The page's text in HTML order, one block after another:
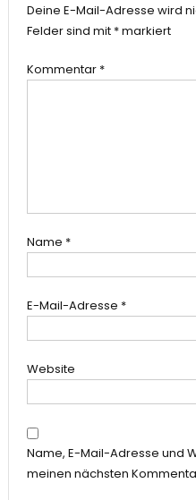
Deine E-Mail-Adresse wird
Felder sind mit *markiert
Kommentar *
Name *
E-Mail-Adresse *
Website
Name, E-Mail-Adresse und
meinen nächsten